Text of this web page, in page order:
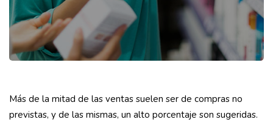
Más de la mitad de las ventas suelen ser de compras no
previstas, y de las mismas, un alto porcentaje son sugeridas.